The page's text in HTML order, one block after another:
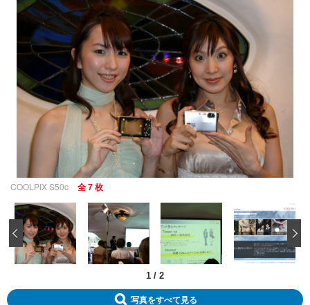
COOLPIX S50c 全 7 枚
1 / 2
‹
写真をすべて見る